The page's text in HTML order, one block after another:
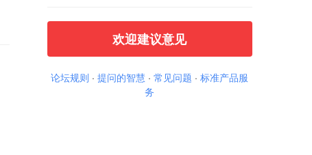
欢迎建议意见
论坛规则 ·提问的智慧 ·常见问题 ·标准产品服
务